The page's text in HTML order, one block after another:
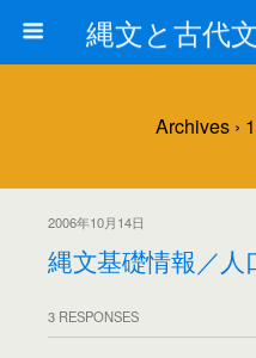
Archives ›
2006年10月14日
縄文基礎情報／人
3 RESPONSES